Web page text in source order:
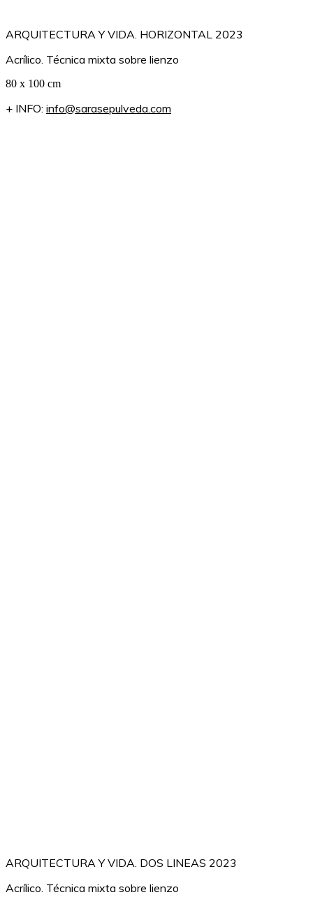
ARQUITECTURA Y VIDA. HORIZONTAL 2023
Acrílico. Técnica mixta sobre lienzo
80 x 100 cm
+ INFO: info@sarasepulveda.com
ARQUITECTURA Y VIDA. DOS LINEAS 2023
Acrílico. Técnica mixta sobre lienzo